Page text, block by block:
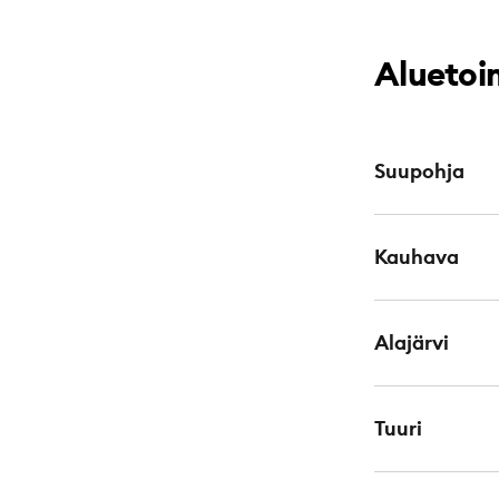
Suupohja
Kauhava
Alajärvi
Tuuri